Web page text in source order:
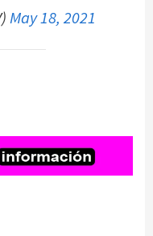
May 18, 2021